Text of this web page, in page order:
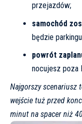
przejazdów;
samochód
będzie
powrót
nocujesz poza
Najgorszy scenariusz
wejście tuż przed
minut na spacer niż